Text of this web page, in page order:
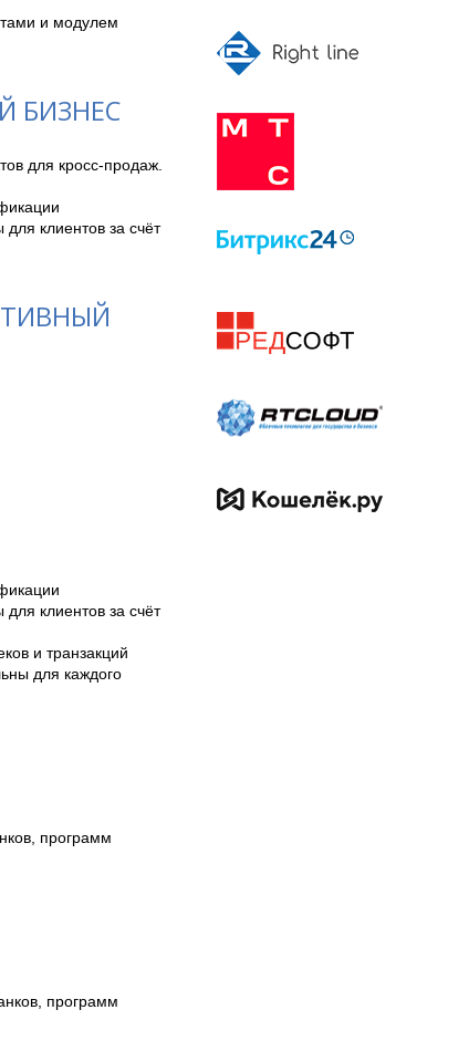
и модулем
БИЗНЕС
для кросс-продаж.
клиентов за счёт
клиентов за счёт
и транзакций
для каждого
программ
программ